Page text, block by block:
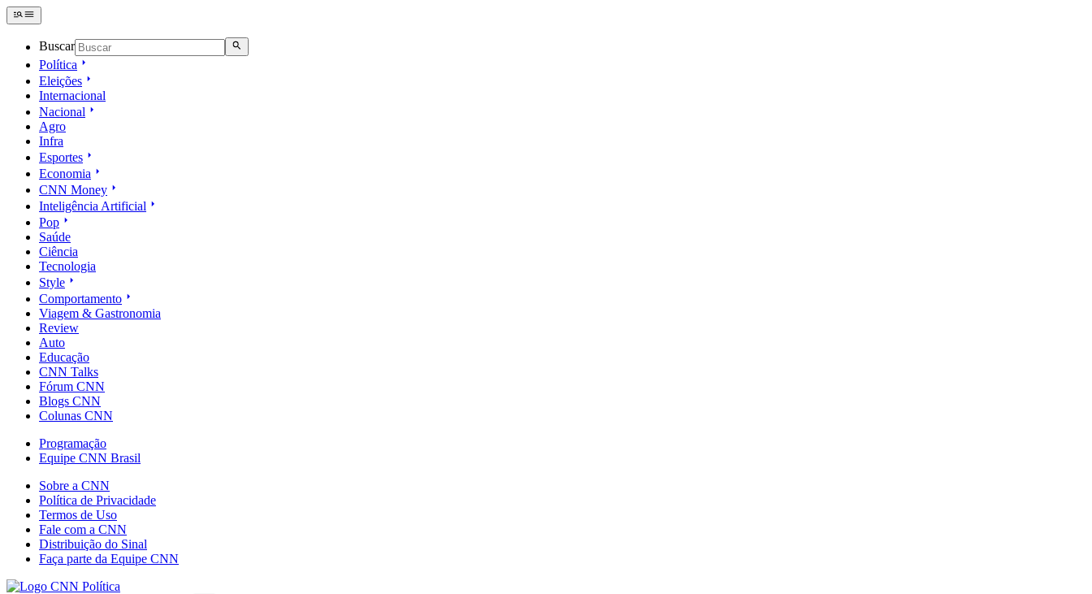
Buscar
Política
Eleições
Internacional
Nacional
Agro
Infra
Esportes
Economia
CNN Money
Inteligência Artificial
Pop
Saúde
Ciência
Tecnologia
Style
Comportamento
Viagem & Gastronomia
Review
Auto
Educação
CNN Talks
Fórum CNN
Blogs CNN
Colunas CNN
Programação
Equipe CNN Brasil
Sobre a CNN
Política de Privacidade
Termos de Uso
Fale com a CNN
Distribuição do Sinal
Faça parte da Equipe CNN